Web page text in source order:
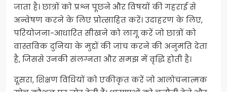
जाता है। छात्रों को प्रश्न पूछने और विषयों की गहराई से
अन्वेषण करने के लिए प्रोत्साहित करें। उदाहरण के लिए,
परियोजना-आधारित सीखने को लागू करें जो छात्रों को
वास्तविक दुनिया के मुद्दों की जांच करने की अनुमति देता
है, जिससे उनकी संलग्नता और समझ में वृद्धि होती है।
दूसरा, शिक्षण विधियों को एकीकृत करें जो आलोचनात्मक